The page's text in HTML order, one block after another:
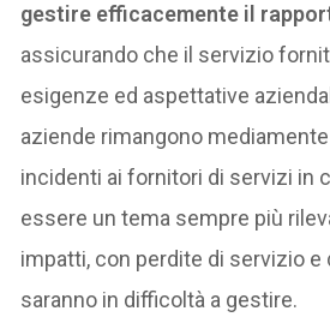
gestire efficacemente il
assicurando che il servizio
esigenze ed aspettative
aziende rimangono
incidenti ai fornitori di servizi in
essere un tema sempre più
impatti, con perdite di servizio e
saranno in difficoltà a gestire.